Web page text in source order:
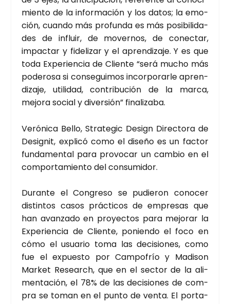
mien­to de la infor­ma­ción y los datos; la emo­
ción, cuan­do más pro­fun­da es más posi­bi­li­da­
des de influir, de mover­nos, de conec­tar,
impac­tar y fide­li­zar y el apren­di­za­je. Y es que
toda Expe­rien­cia de Clien­te “será mucho más
pode­ro­sa si con­se­gui­mos incor­po­rar­le apren­
di­za­je, uti­li­dad, con­tri­bu­ción de la mar­ca,
mejo­ra social y diver­sión” fina­li­za­ba.
Veró­ni­ca Bello, Stra­te­gic Design Direc­to­ra de
Desig­nit, expli­có como el dise­ño es un fac­tor
fun­da­men­tal para pro­vo­car un cam­bio en el
com­por­ta­mien­to del con­su­mi­dor.
Duran­te el Con­gre­so se pudie­ron cono­cer
dis­tin­tos casos prác­ti­cos de empre­sas que
han avan­za­do en pro­yec­tos para mejo­rar la
Expe­rien­cia de Clien­te, ponien­do el foco en
cómo el usua­rio toma las deci­sio­nes, como
fue el expues­to por Cam­po­frío y Madi­son
Mar­ket Research, que en el sec­tor de la ali­
men­ta­ción, el 78% de las deci­sio­nes de com­
pra se toman en el pun­to de ven­ta. El por­ta­